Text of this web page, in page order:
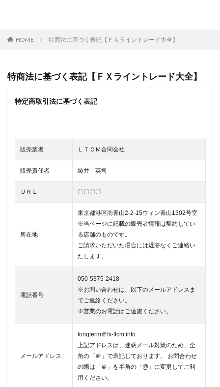
HOME 特商法に基づく表記【ＦＸライントレード大全】
特商法に基づく表記【ＦＸライントレード大全】
特定商取引法に基づく表記
販売業者 ＬＴＣＭ合同会社
販売責任者 綾井 英司
ＵＲＬ 〇〇〇〇
所在地
東京都港区南青山2-2-15ウィン青山1302号室
※当ページに記載の販売者情報は契約してい
る店舗のものです。
ご請求いただいた場合には遅滞なくご連絡い
たします。
電話番号
050-5375-2418
※お問い合わせは、以下のメールアドレスま
でご連絡ください。
※営業のお電話はご遠慮ください。
メールアドレス
longterm＠fx-ltcm.info
上記アドレスは、迷惑メール対策のため、全
角の「＠」で表記しております。 お問合わせ
の際は「＠」を半角の「@」に変更してご利
用ください。